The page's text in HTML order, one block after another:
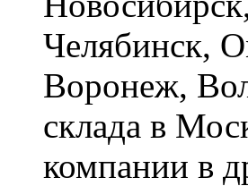
Челябинск,
Воронеж,
склада в
компании в